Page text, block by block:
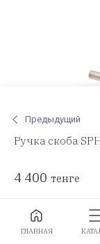
Предыдущий
Ручка скоба
4 400 тенге
ГЛАВНАЯ